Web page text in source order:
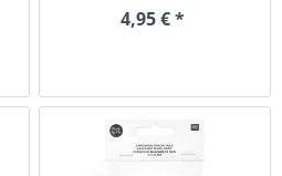
4,95 € *